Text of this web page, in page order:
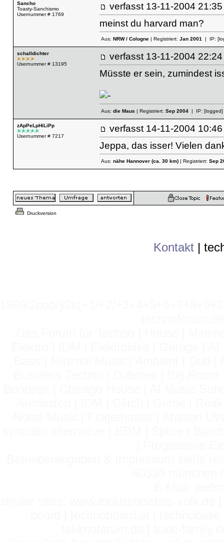
Sancho
Toasty-Sanchismo
Usernummer # 1769
verfasst 13-11-2004
meinst du harvard man?
Aus: NRW / Cologne| Registriert: Jan 2001| IP:
schalldichter
Usernummer # 13195
verfasst 13-11-2004
Müsste er sein, zumindest
Aus: die Maus | Registriert: Sep 2004| IP: [logged]
zApPeLpHiLiPp
Usernummer # 7217
verfasst 14-11-2004
Jeppa, das isser! Vielen
Aus: nähe Hannover (ca. 30 km)| Registriert: Sep
Druckversion
Kontakt |